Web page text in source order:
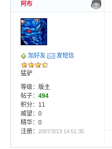
阿布
加好友 发短信
猛驴
等级：版主
帖子： 494
积分：11
威望：0
精华：0
注册：
2007/3/13 14:51:35